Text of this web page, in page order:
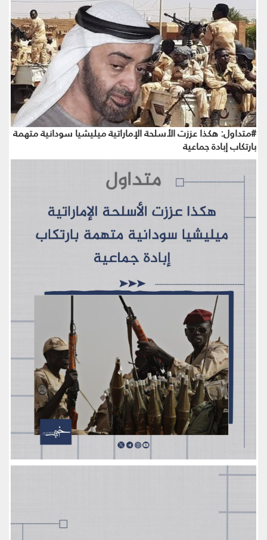
#متداول: هكذا عززت الأسلحة الإماراتية ميليشيا سودانية متهمة
بارتكاب إبادة جماعية